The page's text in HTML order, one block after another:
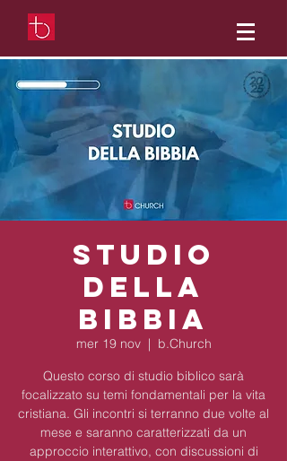
Studio
della
Bibbia
mer 19 nov
  |
b.Church
Questo corso di studio biblico sarà
focalizzato su temi fondamentali per la vita
cristiana. Gli incontri si terranno due volte al
mese e saranno caratterizzati da un
approccio interattivo, con discussioni di